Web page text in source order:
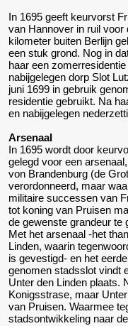
In 1695 geeft keurvorst
van Hannover in ruil voor
kilometer buiten Berlijn
een stuk grond. Nog in
haar een
nabijgelegen dorp Slot
juni 1699 in gebruik
residentie gebruikt. Na
en nabijgelegen
Arsenaal
In 1695 wordt door
gelegd voor een
von Brandenburg (de
verordonneerd, maar
militaire successen van
tot koning van Pruisen
de gewenste grandeur te
Met het arsenaal -het
Linden, waarin
is gevestigd- en het
genomen stadsslot vindt
Unter den Linden plaats.
Konigsstrase, maar
van Pruisen. Waarmee
stadsontwikkeling naar